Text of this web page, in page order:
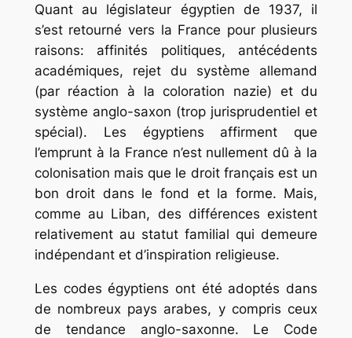
Quant au législateur égyptien de 1937, il
s’est retourné vers la France pour plusieurs
raisons: affinités politiques, antécédents
académiques, rejet du système allemand
(par réaction à la coloration nazie) et du
système anglo-saxon (trop jurisprudentiel et
spécial). Les égyptiens affirment que
l’emprunt à la France n’est nullement dû à la
colonisation mais que le droit français est un
bon droit dans le fond et la forme. Mais,
comme au Liban, des différences existent
relativement au statut familial qui demeure
indépendant et d’inspiration religieuse.
Les codes égyptiens ont été adoptés dans
de nombreux pays arabes, y compris ceux
de tendance anglo-saxonne. Le Code